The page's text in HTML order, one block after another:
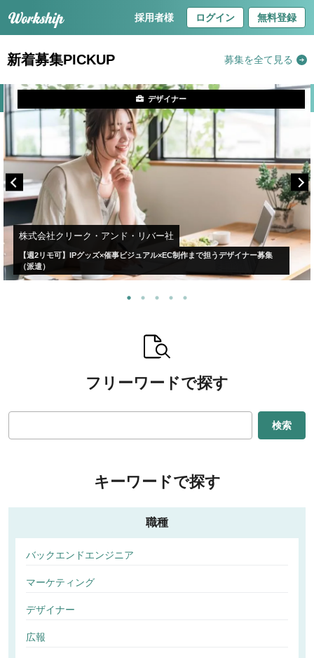
採用者様 ログイン 無料登録
新着募集PICKUP 募集を全て見る
株式会社クリーク・アンド・リバー社
【週2リモ可】IPグッズ×催事ビジュアル×EC制作まで担うデザイナー募集
（派遣）
デザイナー
フリーワードで探す
検索
キーワードで探す
職種
バックエンドエンジニア
マーケティング
デザイナー
広報